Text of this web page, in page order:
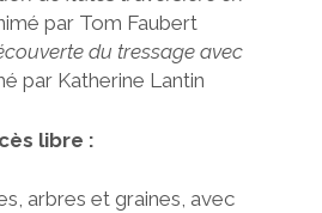
par Tom Faubert
du tressage avec
par Katherine Lantin
libre :
arbres et graines, avec